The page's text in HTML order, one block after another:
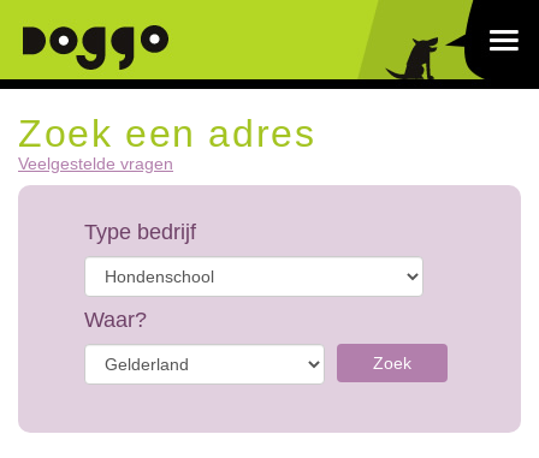
Zoek een adres
Veelgestelde vragen
Type bedrijf
Waar?
Zoek